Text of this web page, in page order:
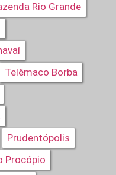
Rio Grande
Telêmaco Borba
Prudentópolis
Procópio